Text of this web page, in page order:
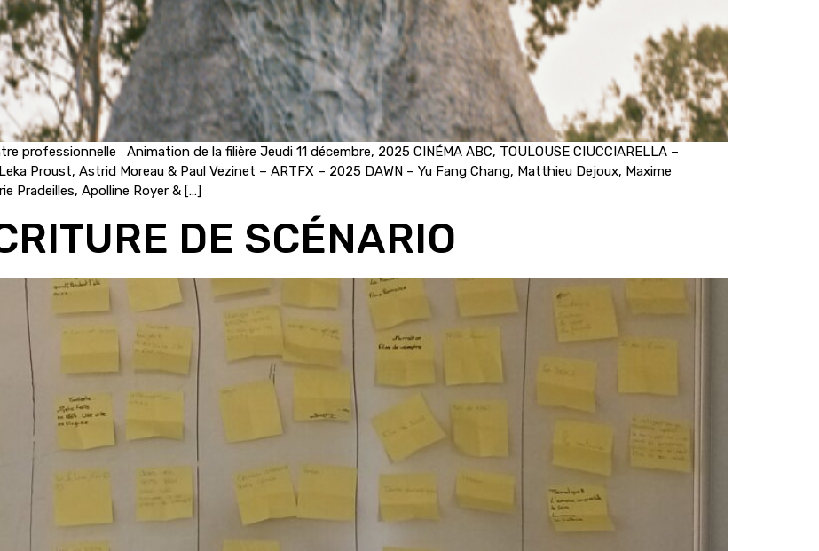
professionnelle Animation de la filière Jeudi 11 décembre, 2025 CINÉMA ABC, TOULOUSE CIUCCIARELLA –
Proust, Astrid Moreau & Paul Vezinet – ARTFX – 2025 DAWN – Yu Fang Chang, Matthieu Dejoux, Maxime
Pradeilles, Apolline Royer & […]
DE SCÉNARIO